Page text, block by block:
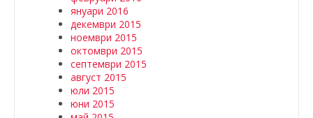
януари 2016
декември 2015
ноември 2015
октомври 2015
септември 2015
август 2015
юли 2015
юни 2015